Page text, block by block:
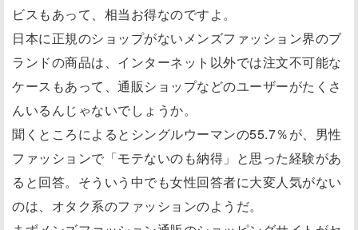
ビスもあって、相当お得なのですよ。
日本に正規のショップがないメンズファッション界のブ
ランドの商品は、インターネット以外では注文不可能な
ケースもあって、通販ショップなどのユーザーがたくさ
んいるんじゃないでしょうか。
聞くところによるとシングルウーマンの55.7％が、男性
ファッションで「モテないのも納得」と思った経験があ
ると回答。そういう中でも女性回答者に大変人気がない
のは、オタク系のファッションのようだ。